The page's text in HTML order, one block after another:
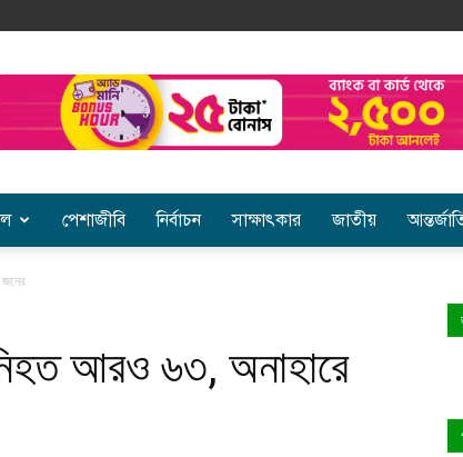
পেশাজীবি নির্বাচন সাক্ষাৎকার জাতীয়
আরও ৬৩, অনাহারে